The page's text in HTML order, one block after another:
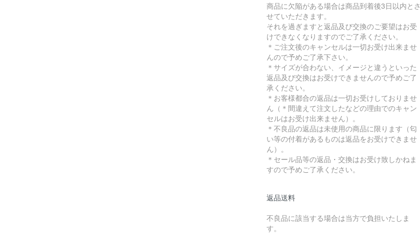
商品に欠陥がある場合は商品到着後3日以内とさ
せていただきます。
それを過ぎますと返品及び交換のご要望はお受
けできなくなりますのでご了承ください。
＊ご注文後のキャンセルは一切お受け出来ませ
んので予めご了承下さい。
＊サイズが合わない、イメージと違うといった
返品及び交換はお受けできませんので予めご了
承ください。
＊お客様都合の返品は一切お受けしておりませ
ん（＊間違えて注文したなどの理由でのキャン
セルはお受け出来ません）。
＊不良品の返品は未使用の商品に限ります（匂
い等の付着があるものは返品をお受けできませ
ん）。
＊セール品等の返品・交換はお受け致しかねま
すので予めご了承ください。
返品送料
不良品に該当する場合は当方で負担いたしま
す。